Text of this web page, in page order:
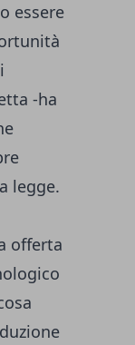
essere
-ha
legge.
offerta